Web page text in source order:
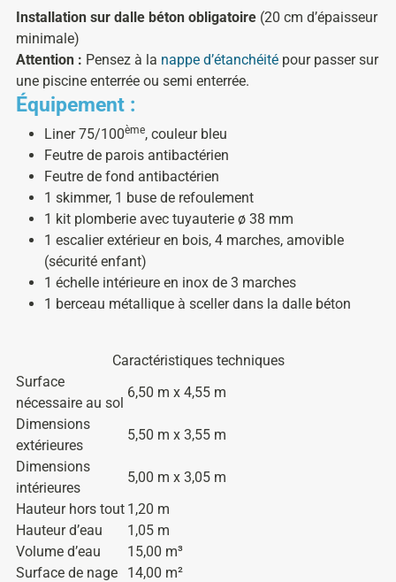
Installation sur dalle béton obligatoire (20 cm d’épaisseur
minimale)
Attention : Pensez à la nappe d’étanchéité pour passer sur
une piscine enterrée ou semi enterrée.
Équipement :
Liner 75/100ème, couleur bleu
Feutre de parois antibactérien
Feutre de fond antibactérien
1 skimmer, 1 buse de refoulement
1 kit plomberie avec tuyauterie ø 38 mm
1 escalier extérieur en bois, 4 marches, amovible
(sécurité enfant)
1 échelle intérieure en inox de 3 marches
1 berceau métallique à sceller dans la dalle béton
Caractéristiques techniques
Surface
nécessaire au sol
6,50 m x 4,55 m
Dimensions
extérieures
5,50 m x 3,55 m
Dimensions
intérieures
5,00 m x 3,05 m
Hauteur hors tout 1,20 m
Hauteur d’eau
1,05 m
Volume d’eau
15,00 m³
Surface de nage
14,00 m²